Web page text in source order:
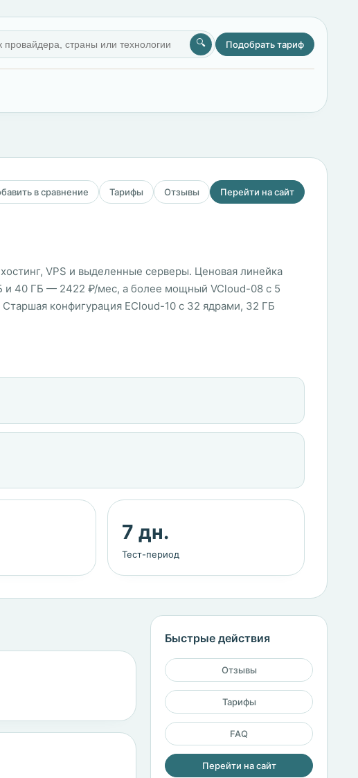
🔍 Подобрать тариф
в сравнение Тарифы Отзывы Перейти на сайт
VPS и выделенные серверы. Ценовая линейка
и 40 ГБ — 2422 ₽/мес, а более мощный VCloud-08 с 5
конфигурация ECloud-10 с 32 ядрами, 32 ГБ
7 дн.
Тест-период
Быстрые действия
Отзывы
Тарифы
FAQ
Перейти на сайт